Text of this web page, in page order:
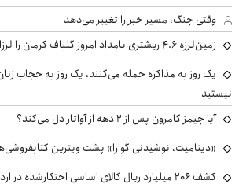
وقتی جنگ، مسیر خبر را تغییر می‌دهد
زمین‌لرزه ۴.۶ ریشتری بامداد امروز گلباف کرمان را لرزاند
یک روز به مذاکره حمله می‌کنند، یک روز به حجاب
نیستید
آیا جیمز کامرون پس از ۲ دهه از آواتار دل می‌کند؟
«دینامیت، نوشیدنی گوارا» پشت ویترین
کشف ۲۰۶ میلیارد ریال کالای اساسی احتکارشده در اردبیل